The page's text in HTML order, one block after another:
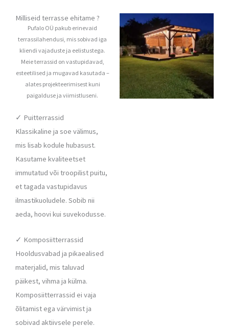
Milliseid terrasse ehitame ?
Pufalo OÜ pakub erinevaid
terrassilahendusi, mis sobivad iga
kliendi vajaduste ja eelistustega.
Meie terrassid on vastupidavad,
esteetilised ja mugavad kasutada –
alates projekteerimisest kuni
paigalduse ja viimistluseni.
✓ Puitterrassid
Klassikaline ja soe välimus,
mis lisab kodule hubasust.
Kasutame kvaliteetset
immutatud või troopilist puitu,
et tagada vastupidavus
ilmastikuoludele. Sobib nii
aeda, hoovi kui suvekodusse.
✓ Komposiitterrassid
Hooldusvabad ja pikaealised
materjalid, mis taluvad
päikest, vihma ja külma.
Komposiitterrassid ei vaja
õlitamist ega värvimist ja
sobivad aktiivsele perele.